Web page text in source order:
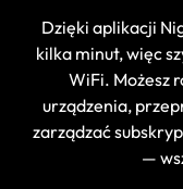
Dzięki aplikacji
kilka minut, więc
WiFi. Możesz
urządzenia,
zarządzać
—